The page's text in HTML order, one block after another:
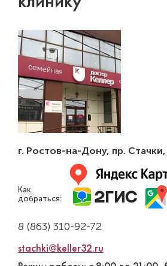
г. Ростов-на-Дону, пр.
Как
добраться:
8 (863) 310-92-72
stachki@keller32.ru